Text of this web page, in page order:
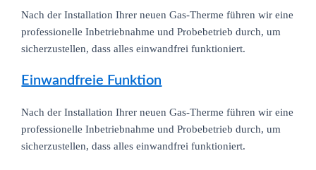
Nach der Installation Ihrer neuen Gas-Therme führen wir eine
professionelle Inbetriebnahme und Probebetrieb durch, um
sicherzustellen, dass alles einwandfrei funktioniert.
Einwandfreie Funktion
Nach der Installation Ihrer neuen Gas-Therme führen wir eine
professionelle Inbetriebnahme und Probebetrieb durch, um
sicherzustellen, dass alles einwandfrei funktioniert.